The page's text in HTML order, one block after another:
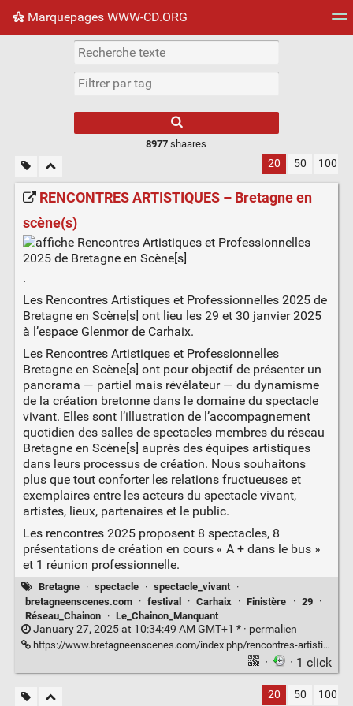
Marquepages WWW-CD.ORG
Nuage de tags Mur d'images
8977 shaares
20 50 100
RENCONTRES ARTISTIQUES – Bretagne en
scène(s)
.
Les Rencontres Artistiques et Professionnelles 2025 de
Bretagne en Scène[s] ont lieu les 29 et 30 janvier 2025
à l’espace Glenmor de Carhaix.
Les Rencontres Artistiques et Professionnelles
Bretagne en Scène[s] ont pour objectif de présenter un
panorama — partiel mais révélateur — du dynamisme
de la création bretonne dans le domaine du spectacle
vivant. Elles sont l’illustration de l’accompagnement
quotidien des salles de spectacles membres du réseau
Bretagne en Scène[s] auprès des équipes artistiques
dans leurs processus de création. Nous souhaitons
plus que tout conforter les relations fructueuses et
exemplaires entre les acteurs du spectacle vivant,
artistes, lieux, partenaires et le public.
Les rencontres 2025 proposent 8 spectacles, 8
présentations de création en cours « A + dans le bus »
et 1 réunion professionnelle.
Bretagne · spectacle · spectacle_vivant ·
bretagneenscenes.com
· festival · Carhaix · Finistère · 29
·
Réseau_Chainon
· Le_Chainon_Manquant
January 27, 2025 at 10:34:49 AM GMT+1 * · permalien
https://www.bretagneenscenes.com/index.php/rencontres-artistiques/
· · 1 click
20 50 100